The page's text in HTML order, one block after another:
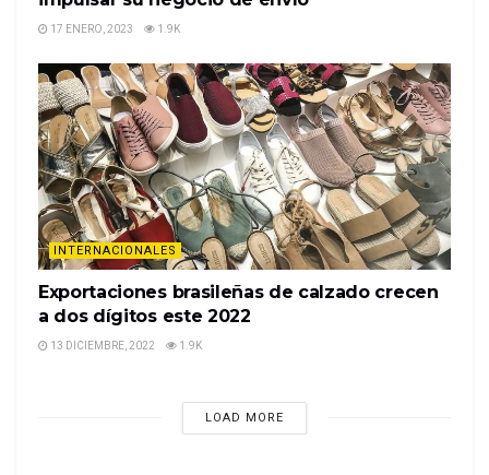
17 ENERO, 2023 1.9K
INTERNACIONALES
Exportaciones brasileñas de calzado crecen
a dos dígitos este 2022
13 DICIEMBRE, 2022 1.9K
LOAD MORE